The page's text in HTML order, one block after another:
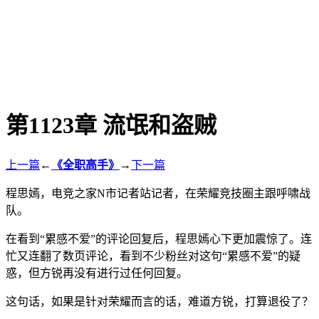
第1123章 流氓和盗贼
上一篇 ← 《全职高手》 →下一篇
程思嫣，电竞之家N市记者站记者，在荣耀竞技圈主跟呼啸战
队。
在看到“累感不爱”的评论回复后，程思嫣心下更加震惊了。连
忙又连翻了数页评论，看到不少粉丝对这句“累感不爱”的疑
惑，但方锐再没有进行过任何回复。
这句话，如果是针对荣耀而言的话，难道方锐，打算退役了？